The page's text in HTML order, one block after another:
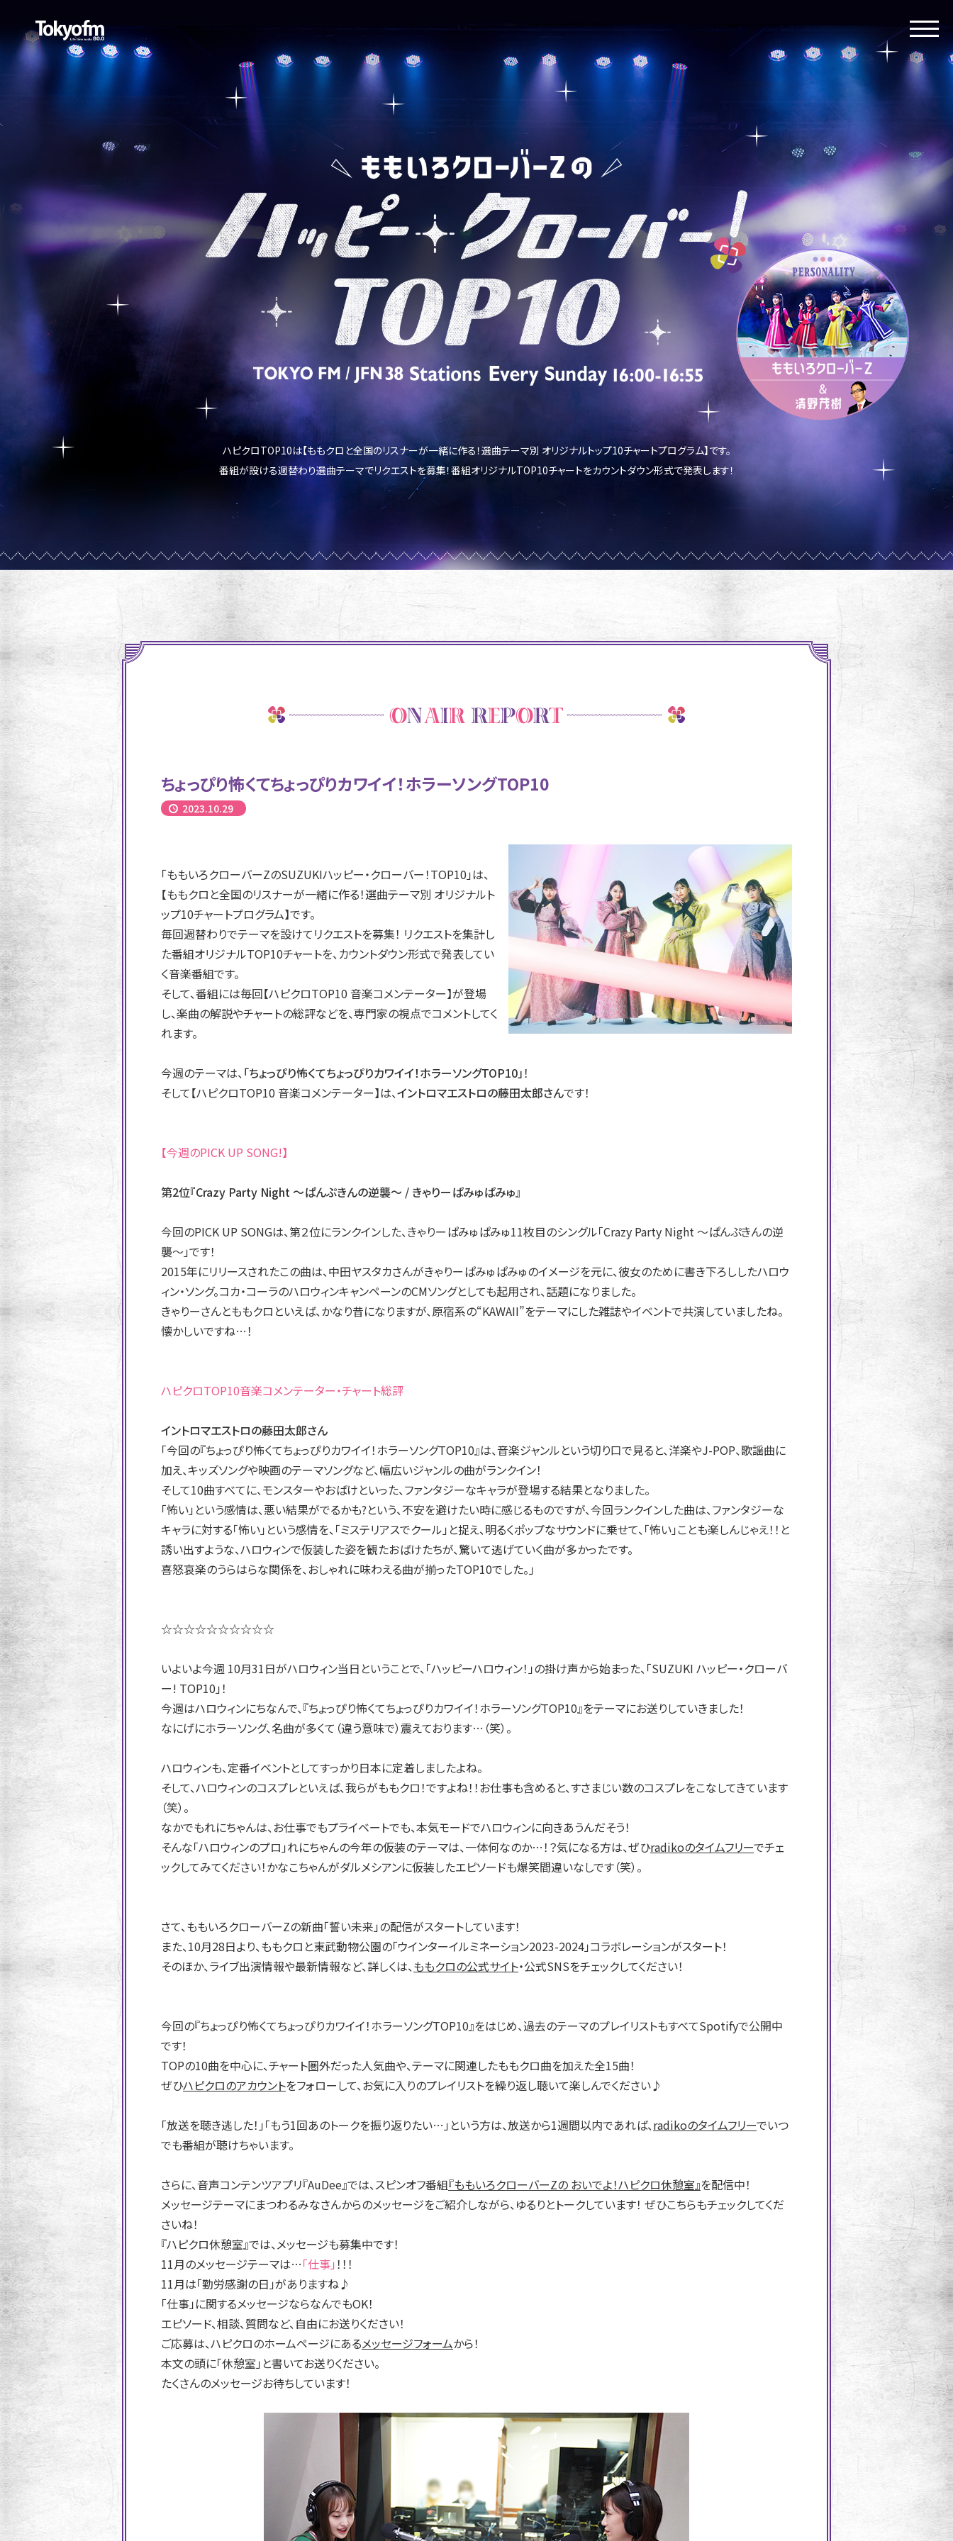
toggle
ハピクロTOP10は【ももクロと全国のリスナーが一緒に作る！選曲テーマ別 オリジナルトップ10チャートプログラム】です。
番組が設ける週替わり選曲テーマでリクエストを募集！番組オリジナルTOP10チャートをカウントダウン形式で発表します！
ちょっぴり怖くてちょっぴりカワイイ！ホラーソングTOP10
2023.10.29
「ももいろクローバーZのSUZUKIハッピー・クローバー！TOP10」は、
【ももクロと全国のリスナーが一緒に作る！選曲テーマ別 オリジナルト
ップ10チャートプログラム】です。
毎回週替わりでテーマを設けてリクエストを募集！ リクエストを集計し
た番組オリジナルTOP10チャートを、カウントダウン形式で発表してい
く音楽番組です。
そして、番組には毎回【ハピクロTOP10 音楽コメンテーター】が登場
し、楽曲の解説やチャートの総評などを、専門家の視点でコメントしてく
れます。
今週のテーマは、「ちょっぴり怖くてちょっぴりカワイイ！ホラーソングTOP10」！
そして【ハピクロTOP10 音楽コメンテーター】は、イントロマエストロの藤田太郎さんです！
【今週のPICK UP SONG!】
第2位『Crazy Party Night 〜ぱんぷきんの逆襲〜 / きゃりーぱみゅぱみゅ』
今回のPICK UP SONGは、第２位にランクインした、きゃりーぱみゅぱみゅ11枚目のシングル「Crazy Party Night 〜ぱんぷきんの逆
襲〜」です！
2015年にリリースされたこの曲は、中田ヤスタカさんがきゃりーぱみゅぱみゅのイメージを元に、彼女のために書き下ろししたハロウ
ィン・ソング。コカ・コーラのハロウィンキャンペーンのCMソングとしても起用され、話題になりました。
きゃりーさんとももクロといえば、かなり昔になりますが、原宿系の“KAWAII”をテーマにした雑誌やイベントで共演していましたね。
懐かしいですね…！
ハピクロTOP10音楽コメンテーター・チャート総評
イントロマエストロの藤田太郎さん
「今回の『ちょっぴり怖くてちょっぴりカワイイ！ホラーソングTOP10』は、音楽ジャンルという切り口で見ると、洋楽やJ-POP、歌謡曲に
加え、キッズソングや映画のテーマソングなど、幅広いジャンルの曲がランクイン！
そして10曲すべてに、モンスターやおばけといった、ファンタジーなキャラが登場する結果となりました。
「怖い」という感情は、悪い結果がでるかも?という、不安を避けたい時に感じるものですが、今回ランクインした曲は、ファンタジーな
キャラに対する「怖い」という感情を、「ミステリアスでクール」と捉え、明るくポップなサウンドに乗せて、「怖い」ことも楽しんじゃえ！！と
誘い出すような、ハロウィンで仮装した姿を観たおばけたちが、驚いて逃げていく曲が多かったです。
喜怒哀楽のうらはらな関係を、おしゃれに味わえる曲が揃ったTOP10でした。」
☆☆☆☆☆☆☆☆☆☆
いよいよ今週 10月31日がハロウィン当日ということで、「ハッピーハロウィン！」の掛け声から始まった、「SUZUKI ハッピー・クローバ
ー! TOP10」！
今週はハロウィンにちなんで、『ちょっぴり怖くてちょっぴりカワイイ！ホラーソングTOP10』をテーマにお送りしていきました！
なにげにホラーソング、名曲が多くて（違う意味で）震えております…（笑）。
ハロウィンも、定番イベントとしてすっかり日本に定着しましたよね。
そして、ハロウィンのコスプレといえば、我らがももクロ！ですよね！！お仕事も含めると、すさまじい数のコスプレをこなしてきています
（笑）。
なかでもれにちゃんは、お仕事でもプライベートでも、本気モードでハロウィンに向きあうんだそう！
そんな「ハロウィンのプロ」れにちゃんの今年の仮装のテーマは、一体何なのか…！？気になる方は、ぜひradikoのタイムフリーでチェ
ックしてみてください！かなこちゃんがダルメシアンに仮装したエピソードも爆笑間違いなしです（笑）。
さて、ももいろクローバーZの新曲「誓い未来」の配信がスタートしています！
また、10月28日より、ももクロと東武動物公園の「ウインターイルミネーション2023-2024」コラボレーションがスタート！
そのほか、ライブ出演情報や最新情報など、詳しくは、ももクロの公式サイト・公式SNSをチェックしてください！
今回の『ちょっぴり怖くてちょっぴりカワイイ！ホラーソングTOP10』をはじめ、過去のテーマのプレイリストもすべてSpotifyで公開中
です！
TOPの10曲を中心に、チャート圏外だった人気曲や、テーマに関連したももクロ曲を加えた全15曲！
ぜひハピクロのアカウントをフォローして、お気に入りのプレイリストを繰り返し聴いて楽しんでください♪
「放送を聴き逃した！」「もう1回あのトークを振り返りたい…」という方は、放送から1週間以内であれば、radikoのタイムフリーでいつ
でも番組が聴けちゃいます。
さらに、音声コンテンツアプリ『AuDee』では、スピンオフ番組『ももいろクローバーZの おいでよ！ハピクロ休憩室』を配信中！
メッセージテーマにまつわるみなさんからのメッセージをご紹介しながら、ゆるりとトークしています！ ぜひこちらもチェックしてくだ
さいね！
『ハピクロ休憩室』では、メッセージも募集中です！
11月のメッセージテーマは…「仕事」！！！
11月は「勤労感謝の日」がありますね♪
「仕事」に関するメッセージならなんでもOK！
エピソード、相談、質問など、自由にお送りください！
ご応募は、ハピクロのホームページにあるメッセージフォームから！
本文の頭に「休憩室」と書いてお送りください。
たくさんのメッセージお待ちしています！